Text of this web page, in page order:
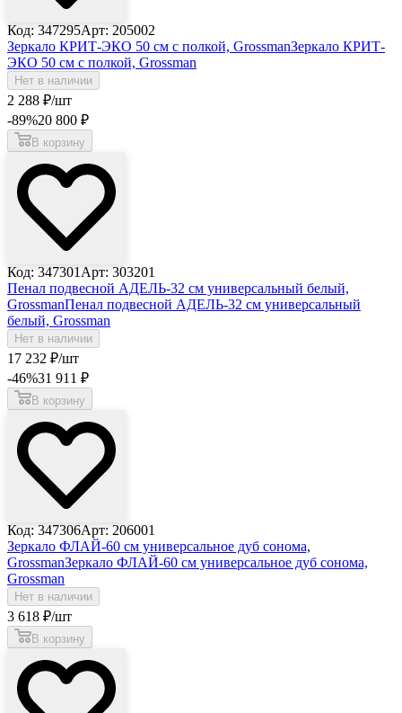
Код: 347295Арт: 205002
Зеркало КРИТ-ЭКО 50 см с полкой, GrossmanЗеркало КРИТ-
ЭКО 50 см с полкой, Grossman
Нет в наличии
2 288 ₽/шт
-89%20 800 ₽
В корзину
Код: 347301 Арт: 303201
Пенал подвесной АДЕЛЬ-32 см универсальный белый,
GrossmanПенал подвесной АДЕЛЬ-32 см универсальный
белый, Grossman
Нет в наличии
17 232 ₽/шт
-46%31 911 ₽
В корзину
Код: 347306Арт: 206001
Зеркало ФЛАЙ-60 см универсальное дуб сонома,
GrossmanЗеркало ФЛАЙ-60 см универсальное дуб сонома,
Grossman
Нет в наличии
3 618 ₽/шт
В корзину